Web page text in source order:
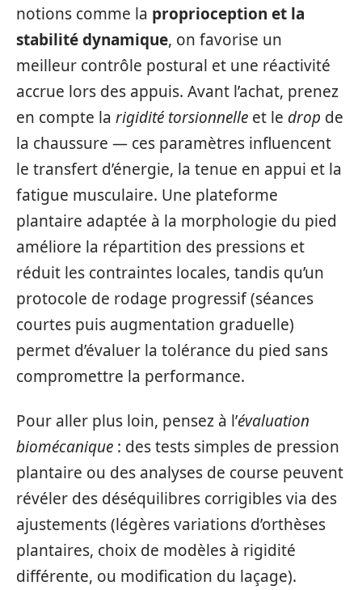
notions comme la proprioception et la
stabilité dynamique, on favorise un
meilleur contrôle postural et une réactivité
accrue lors des appuis. Avant l’achat, prenez
en compte la rigidité torsionnelle et le drop de
la chaussure — ces paramètres influencent
le transfert d’énergie, la tenue en appui et la
fatigue musculaire. Une plateforme
plantaire adaptée à la morphologie du pied
améliore la répartition des pressions et
réduit les contraintes locales, tandis qu’un
protocole de rodage progressif (séances
courtes puis augmentation graduelle)
permet d’évaluer la tolérance du pied sans
compromettre la performance.
Pour aller plus loin, pensez à l’évaluation
biomécanique : des tests simples de pression
plantaire ou des analyses de course peuvent
révéler des déséquilibres corrigibles via des
ajustements (légères variations d’orthèses
plantaires, choix de modèles à rigidité
différente, ou modification du laçage).